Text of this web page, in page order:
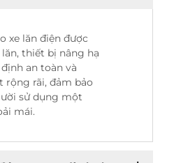
xe lăn điện được
thiết bị nâng hạ
an toàn và
rộng rãi, đảm bảo
sử dụng một
mái.